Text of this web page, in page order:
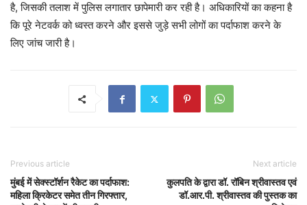
है, जिसकी तलाश में पुलिस लगातार छापेमारी कर रही है। अधिकारियों का कहना है
कि पूरे नेटवर्क को ध्वस्त करने और इससे जुड़े सभी लोगों का पर्दाफाश करने के
लिए जांच जारी है।
Previous article
मुंबई में सेक्स्टॉर्शन रैकेट का पर्दाफाश:
महिला क्रिकेटर समेत तीन गिरफ्तार,
Next article
कुलपति के द्वारा डॉ. रॉबिन श्रीवास्तव एवं
डॉ.आर.पी. श्रीवास्तव की पुस्तक का